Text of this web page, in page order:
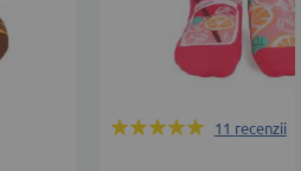
Rating:
11 recenzii